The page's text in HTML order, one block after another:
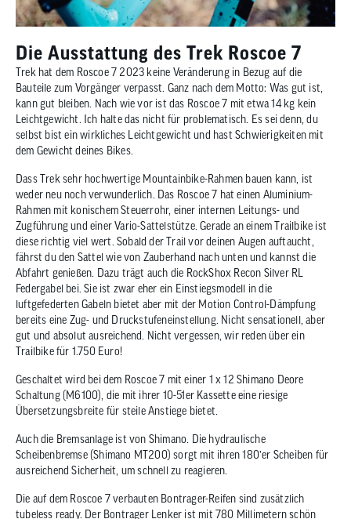
Die Ausstattung des Trek Roscoe 7
Trek hat dem Roscoe 7 2023 keine Veränderung in Bezug auf die
Bauteile zum Vorgänger verpasst. Ganz nach dem Motto: Was gut ist,
kann gut bleiben. Nach wie vor ist das Roscoe 7 mit etwa 14 kg kein
Leichtgewicht. Ich halte das nicht für problematisch. Es sei denn, du
selbst bist ein wirkliches Leichtgewicht und hast Schwierigkeiten mit
dem Gewicht deines Bikes.
Dass Trek sehr hochwertige Mountainbike-Rahmen bauen kann, ist
weder neu noch verwunderlich. Das Roscoe 7 hat einen Aluminium-
Rahmen mit konischem Steuerrohr, einer internen Leitungs- und
Zugführung und einer Vario-Sattelstütze. Gerade an einem Trailbike ist
diese richtig viel wert. Sobald der Trail vor deinen Augen auftaucht,
fährst du den Sattel wie von Zauberhand nach unten und kannst die
Abfahrt genießen. Dazu trägt auch die RockShox Recon Silver RL
Federgabel bei. Sie ist zwar eher ein Einstiegsmodell in die
luftgefederten Gabeln bietet aber mit der Motion Control-Dämpfung
bereits eine Zug- und Druckstufeneinstellung. Nicht sensationell, aber
gut und absolut ausreichend. Nicht vergessen, wir reden über ein
Trailbike für 1.750 Euro!
Geschaltet wird bei dem Roscoe 7 mit einer 1 x 12 Shimano Deore
Schaltung (M6100), die mit ihrer 10-51er Kassette eine riesige
Übersetzungsbreite für steile Anstiege bietet.
Auch die Bremsanlage ist von Shimano. Die hydraulische
Scheibenbremse (Shimano MT200) sorgt mit ihren 180’er Scheiben für
ausreichend Sicherheit, um schnell zu reagieren.
Die auf dem Roscoe 7 verbauten Bontrager-Reifen sind zusätzlich
tubeless ready. Der Bontrager Lenker ist mit 780 Millimetern schön